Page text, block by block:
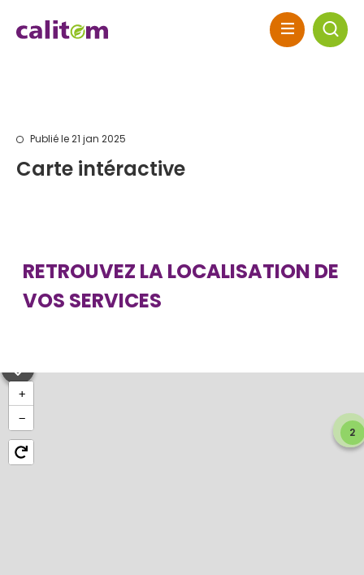
Publié le 21 jan 2025
Carte intéractive
RETROUVEZ LA LOCALISATION DE
VOS SERVICES
2
+
−